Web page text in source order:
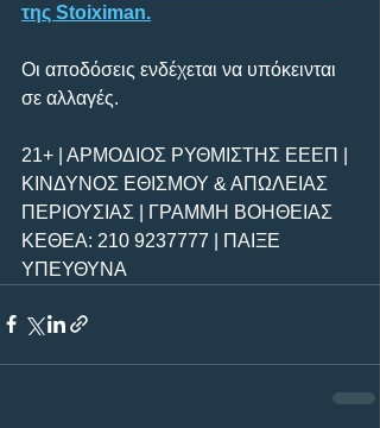
της Stoiximan.
Οι αποδόσεις ενδέχεται να υπόκεινται
σε αλλαγές.
21+ | ΑΡΜΟΔΙΟΣ ΡΥΘΜΙΣΤΗΣ ΕΕΕΠ |
ΚΙΝΔΥΝΟΣ ΕΘΙΣΜΟΥ & ΑΠΩΛΕΙΑΣ
ΠΕΡΙΟΥΣΙΑΣ | ΓΡΑΜΜΗ ΒΟΗΘΕΙΑΣ
ΚΕΘΕΑ: 210 9237777 | ΠΑΙΞΕ
ΥΠΕΥΘΥΝΑ